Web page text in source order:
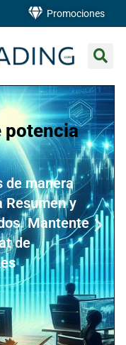
Promociones
potencia
de manera
Resumen y
Mantente
de